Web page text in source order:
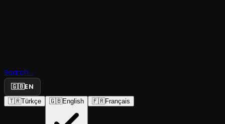
Search...
🇬🇧EN
🇹🇷Türkçe 🇬🇧English 🇫🇷Français
Masalı